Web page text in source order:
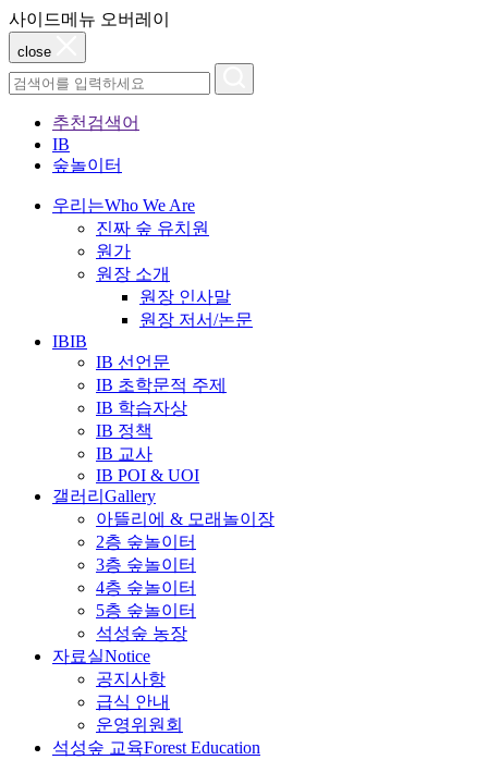
사이드메뉴 오버레이
close
추천검색어
IB
숲놀이터
우리는Who We Are
진짜 숲 유치원
원가
원장 소개
원장 인사말
원장 저서/논문
IBIB
IB 선언문
IB 초학문적 주제
IB 학습자상
IB 정책
IB 교사
IB POI & UOI
갤러리 Gallery
아뜰리에 & 모래놀이장
2층 숲놀이터
3층 숲놀이터
4층 숲놀이터
5층 숲놀이터
석성숲 농장
자료실Notice
공지사항
급식 안내
운영위원회
석성숲 교육Forest Education